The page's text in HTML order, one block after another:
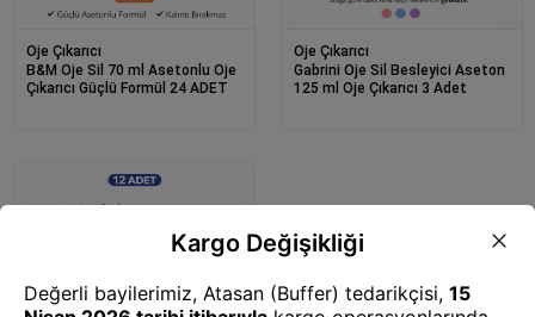
Oje Çıkarıcı
B&M Oje Sil 70 ml Asetonlu Oje
Çıkarıcı Güçlü Formül 24 ADET
Oje Çıkarıcı
Gabrini Oje Sil Besleyici Aseton
125 ml Oje Çıkarıcı 3 Adet